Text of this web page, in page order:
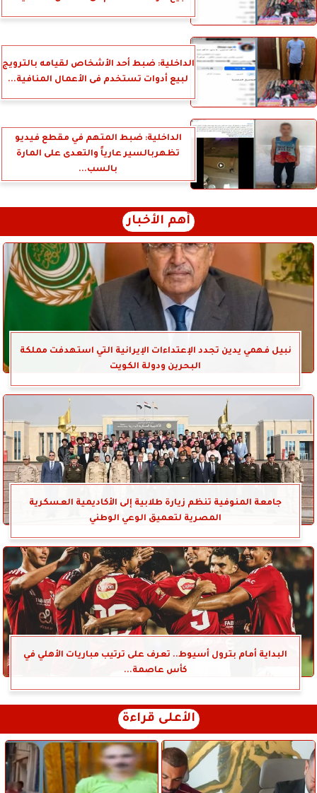
الداخلية: ضبط أحد الأشخاص لقيامه بالترويج
لبيع أدوات تستخدم فى الأعمال المنافية...
الداخلية: ضبط المتهم في مقطع فيديو
تظهربالسير عارياً والتعدى على المارة
بالسب...
أهم الأخبار
نبيل فهمي يدين تجدد الإعتداءات الإيرانية التي استهدفت مملكة
البحرين ودولة الكويت
جامعة المنوفية تنظم زيارة طلابية إلى الأكاديمية العسكرية
المصرية لتعميق الوعي الوطني
البداية أمام بترول أسيوط.. تعرف على ترتيب مباريات الأهلي في
كأس عاصمة...
الأعلى قراءة